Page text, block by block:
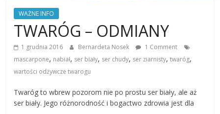
WAŻNE INFO
TWARÓG – ODMIANY
1 grudnia 2016 Bernardeta Nosek
1 Comment
mascarpone, nabiał, ser biały, ser chudy, ser ziarnisty,twaróg,
wartości odżywcze twarogu
Twaróg to wbrew pozorom nie po prostu ser biały, ale aż
ser biały. Jego różnorodność i bogactwo zdrowia jest dla